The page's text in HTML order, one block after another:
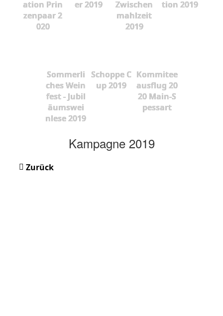
ation Prin
zenpaar 2
020
er 2019
Zwischen
mahlzeit
2019
tion 2019
Sommerli
ches Wein
fest - Jubil
äumswei
nlese 2019
Schoppe C
up 2019
Kommitee
ausflug 20
20 Main-S
pessart
Kampagne 2019
Zurück